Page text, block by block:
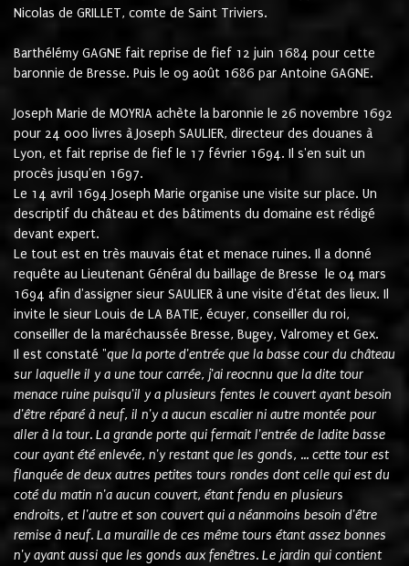
Nicolas de GRILLET, comte de Saint Triviers.
Barthélémy GAGNE fait reprise de fief 12 juin 1684 pour cette
baronnie de Bresse. Puis le 09 août 1686 par Antoine GAGNE.
Joseph Marie de MOYRIA achète la baronnie le 26 novembre 1692
pour 24 000 livres à Joseph SAULIER, directeur des douanes à
Lyon, et fait reprise de fief le 17 février 1694. Il s'en suit un
procès jusqu'en 1697.
Le 14 avril 1694 Joseph Marie organise une visite sur place. Un
descriptif du château et des bâtiments du domaine est rédigé
devant expert.
Le tout est en très mauvais état et menace ruines. Il a donné
requête au Lieutenant Général du baillage de Bresse le 04 mars
1694 afin d'assigner sieur SAULIER à une visite d'état des lieux. Il
invite le sieur Louis de LA BATIE, écuyer, conseiller du roi,
conseiller de la maréchaussée Bresse, Bugey, Valromey et Gex.
Il est constaté "que la porte d'entrée que la basse cour du château
sur laquelle il y a une tour carrée, j'ai reocnnu que la dite tour
menace ruine puisqu'il y a plusieurs fentes le couvert ayant besoin
d'être réparé à neuf, il n'y a aucun escalier ni autre montée pour
aller à la tour. La grande porte qui fermait l'entrée de ladite basse
cour ayant été enlevée, n'y restant que les gonds, ... cette tour est
flanquée de deux autres petites tours rondes dont celle qui est du
coté du matin n'a aucun couvert, étant fendu en plusieurs
endroits, et l'autre et son couvert qui a néanmoins besoin d'être
remise à neuf. La muraille de ces même tours étant assez bonnes
n'y ayant aussi que les gonds aux fenêtres. Le jardin qui contient